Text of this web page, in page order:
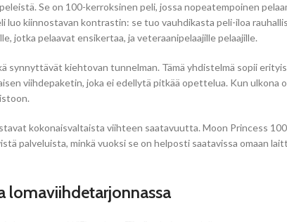
Se on 100-kerroksinen peli, jossa nopeatempoinen
luo kiinnostavan kontrastin: se tuo vauhdikasta peli-iloa
jotka pelaavat ensikertaa, ja veteraanipelaajille pelaajille.
synnyttävät kiehtovan tunnelman. Tämä yhdistelmä sopii
viihdepaketin, joka ei edellytä pitkää opettelua. Kun ulkona
kokonaisvaltaista viihteen saatavuutta. Moon Princess
palveluista, minkä vuoksi se on helposti saatavissa omaan
lomaviihdetarjonnassa